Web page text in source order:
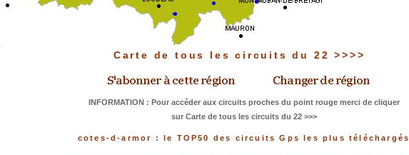
Carte de tous les circuits du 22 >>>>
INFORMATION : Pour accéder aux circuits proches du point rouge merci de cliquer
sur Carte de tous les circuits du 22 >>>
cotes-d-armor : le TOP50 des circuits Gps les plus téléchargés